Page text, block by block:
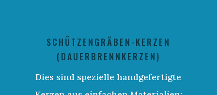
SCHÜTZENGRÄBEN-KERZEN
(DAUERBRENNKERZEN)
Dies sind spezielle handgefertigte